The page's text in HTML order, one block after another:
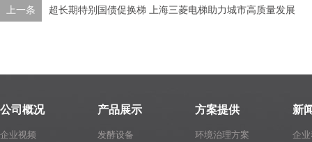
上一条 超长期特别国债促换梯 上海三菱电梯助力城市高质量发展
公司概况
企业视频
产品展示
发酵设备
方案提供
环境治理方案
新
企